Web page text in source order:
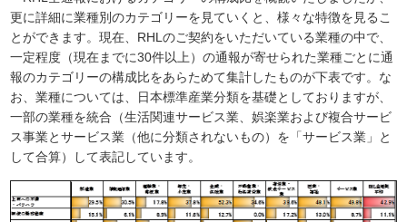
更に詳細に業種別のカテゴリーを見ていくと、様々な特徴を見るこ
とができます。現在、RHLのご契約をいただいている業種の中で、
一定程度（現在までに30件以上）の通報が寄せられた業種ごとに通
報のカテゴリーの構成比をあらためて集計したものが下表です。な
お、業種については、日本標準産業分類を基礎としておりますが、
一部の業種を統合（生活関連サービス業、娯楽業および複合サービ
ス事業とサービス業（他に分類されないもの）を「サービス業」と
して合算）して表記しています。